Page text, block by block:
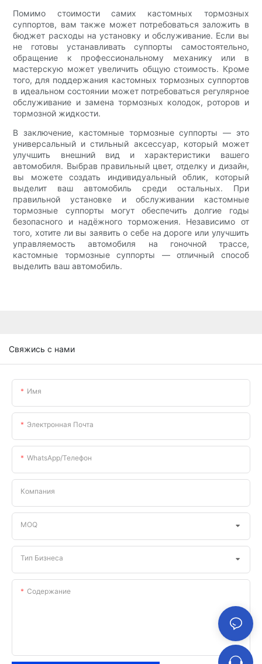
Помимо стоимости самих кастомных тормозных
суппортов, вам также может потребоваться заложить в
бюджет расходы на установку и обслуживание. Если вы
не готовы устанавливать суппорты самостоятельно,
обращение к профессиональному механику или в
мастерскую может увеличить общую стоимость. Кроме
того, для поддержания кастомных тормозных суппортов
в идеальном состоянии может потребоваться регулярное
обслуживание и замена тормозных колодок, роторов и
тормозной жидкости.
В заключение, кастомные тормозные суппорты — это
универсальный и стильный аксессуар, который может
улучшить внешний вид и характеристики вашего
автомобиля. Выбрав правильный цвет, отделку и дизайн,
вы можете создать индивидуальный облик, который
выделит ваш автомобиль среди остальных. При
правильной установке и обслуживании кастомные
тормозные суппорты могут обеспечить долгие годы
безопасного и надёжного торможения. Независимо от
того, хотите ли вы заявить о себе на дороге или улучшить
управляемость автомобиля на гоночной трассе,
кастомные тормозные суппорты — отличный способ
выделить ваш автомобиль.
Свяжись с нами
Имя
Электронная Почта
WhatsApp/телефон
Компания
MOQ
Тип Бизнеса
Содержание